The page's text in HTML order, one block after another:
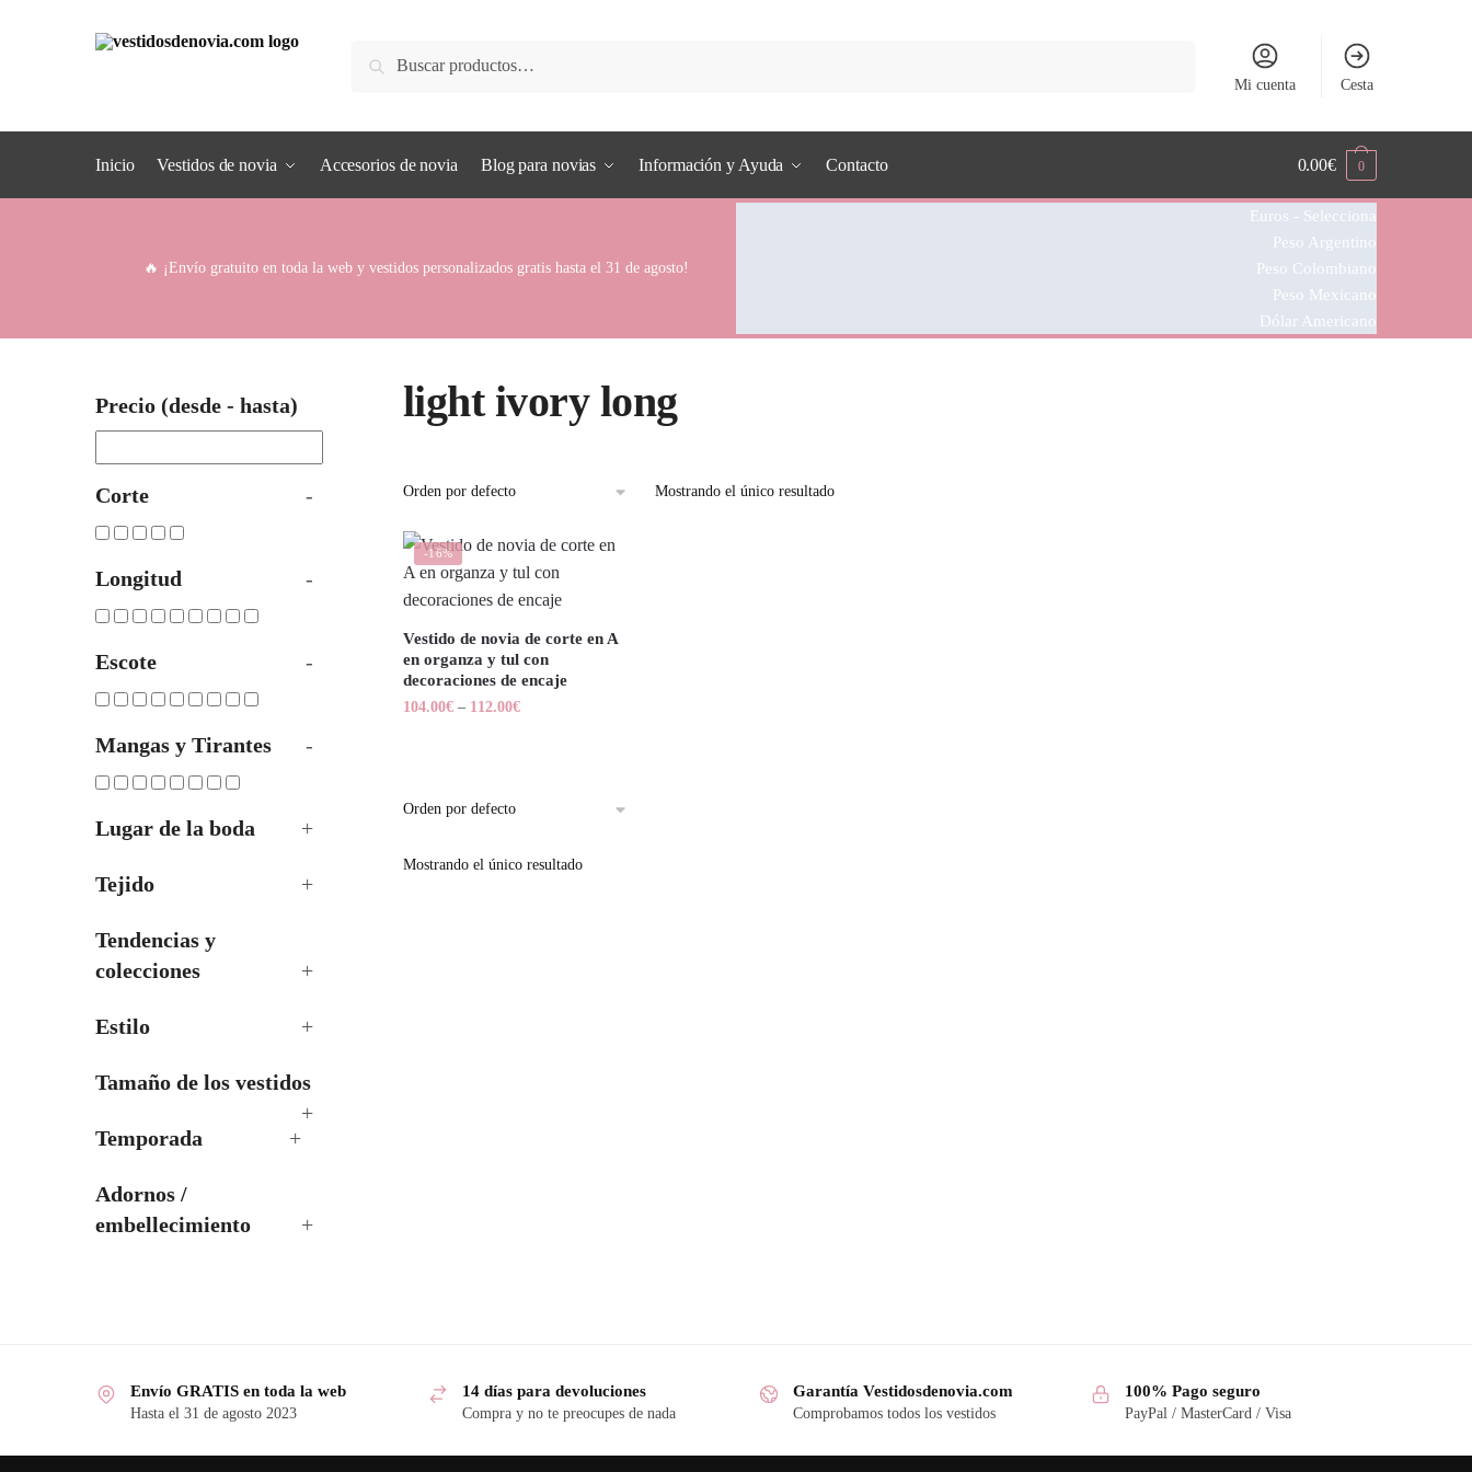
Buscar
Mi cuenta Cesta
Inicio Vestidos de novia Accesorios de novia Blog para novias Información y Ayuda Contacto 0.00€ 0
🔥 ¡Envío gratuito en toda la web y vestidos personalizados gratis hasta el 31 de agosto!
Euros - Selecciona
Peso Argentino
Peso Colombiano
Peso Mexicano
Dólar Americano
light ivory long
Mostrando el único resultado
-16%
Vestido de novia de corte en A
en organza y tul con
decoraciones de encaje
104.00€– 112.00€
Mostrando el único resultado
Precio (desde - hasta)
Corte -
Longitud -
Escote -
Mangas y Tirantes -
Lugar de la boda +
Tejido +
Tendencias y
colecciones
+
Estilo +
Tamaño de los vestidos
+
Temporada
+
Adornos /
embellecimiento
+
Envío GRATIS en toda la web
Hasta el 31 de agosto 2023
14 días para devoluciones
Compra y no te preocupes de nada
Garantía Vestidosdenovia.com
Comprobamos todos los vestidos
100% Pago seguro
PayPal / MasterCard / Visa